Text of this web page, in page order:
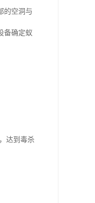
的空洞与
备确定蚁
达到毒杀